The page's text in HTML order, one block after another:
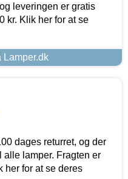
leveringen er gratis
kr. Klik her for at se
Lamper.dk
dages returret, og der
lamper. Fragten er
her for at se deres